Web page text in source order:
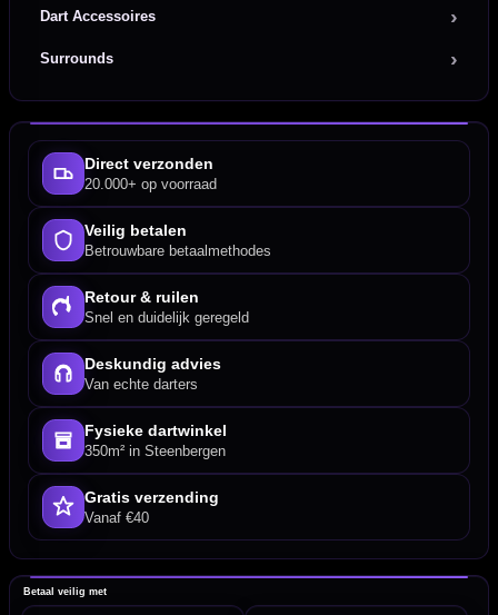
Dart Accessoires
Surrounds
Direct verzonden
20.000+ op voorraad
Veilig betalen
Betrouwbare betaalmethodes
Retour & ruilen
Snel en duidelijk geregeld
Deskundig advies
Van echte darters
Fysieke dartwinkel
350m² in Steenbergen
Gratis verzending
Vanaf €40
Betaal veilig met